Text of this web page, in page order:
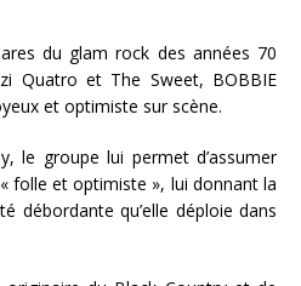
du glam rock des années 70
Quatro et The Sweet, BOBBIE
et optimiste sur scène.
le groupe lui permet d’assumer
folle et optimiste », lui donnant la
débordante qu’elle déploie dans